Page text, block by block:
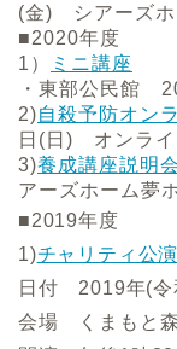
(金) シアーズホ
■2020年度
1）
ミニ講座
・東部公民館
2)自殺予防オン
日(日) オンライ
3)養成講座説明会
アーズホーム夢
■2019年度
1)チャリティ公
日付 2019年(令
会場 くまもと